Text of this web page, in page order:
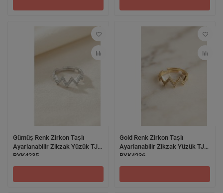
Gümüş Renk Zirkon Taşlı
Ayarlanabilir Zikzak Yüzük TJ-
BYK4235
Gold Renk Zirkon Taşlı
Ayarlanabilir Zikzak Yüzük TJ-
BYK4236